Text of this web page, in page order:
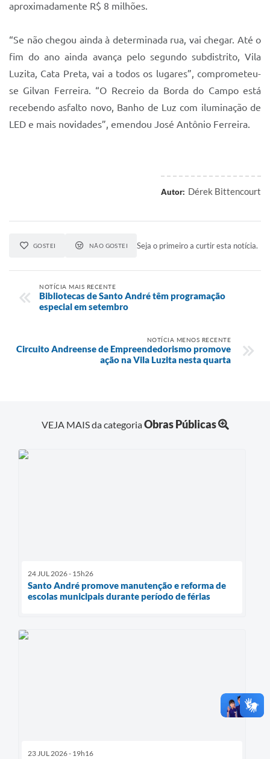
aproximadamente R$ 8 milhões.
“Se não chegou ainda à determinada rua, vai chegar. Até o
fim do ano ainda avança pelo segundo subdistrito, Vila
Luzita, Cata Preta, vai a todos os lugares”, comprometeu-
se Gilvan Ferreira. “O Recreio da Borda do Campo está
recebendo asfalto novo, Banho de Luz com iluminação de
LED e mais novidades”, emendou José Antônio Ferreira.
Autor: Dérek Bittencourt
GOSTEI NÃO GOSTEI Seja o primeiro a curtir esta notícia.
NOTÍCIA MAIS RECENTE
Bibliotecas de Santo André têm programação
especial em setembro
NOTÍCIA MENOS RECENTE
Circuito Andreense de Empreendedorismo promove
ação na Vila Luzita nesta quarta
VEJA MAIS da categoriaObras Públicas
24 JUL 2026 - 15h26
Santo André promove manutenção e reforma de
escolas municipais durante período de férias
23 JUL 2026 - 19h16